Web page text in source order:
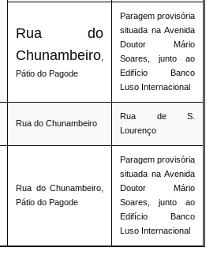
Rua do
Chunambeiro
Pátio do Pagode
Paragem provisória
situada na Avenida
Doutor Mário
Soares, junto ao
Edifício Banco
Luso Internacional
Rua do Chunambeiro
Rua de S.
Lourenço
Rua do Chunambeiro,
Pátio do Pagode
Paragem provisória
situada na Avenida
Doutor Mário
Soares, junto ao
Edifício Banco
Luso Internacional